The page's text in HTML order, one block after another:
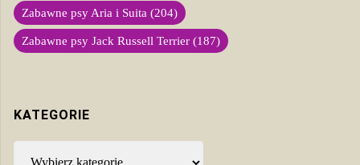
Zabawne psy Aria i Suita (204)
Zabawne psy Jack Russell Terrier (187)
KATEGORIE